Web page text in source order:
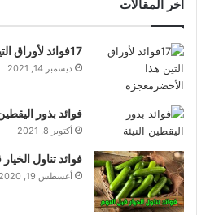
اخر المقالات
17فوائد لأوراق التين هذا الأخضر معجزة
ديسمبر 14, 2021
فوائد بذور اليقطين
أكتوبر 8, 2021
فوائد تناول
أغسطس 19, 2020